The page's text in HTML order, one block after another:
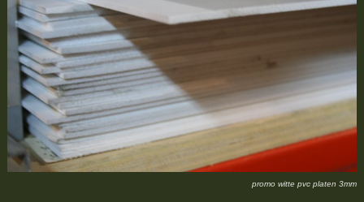
promo witte pvc platen 3mm